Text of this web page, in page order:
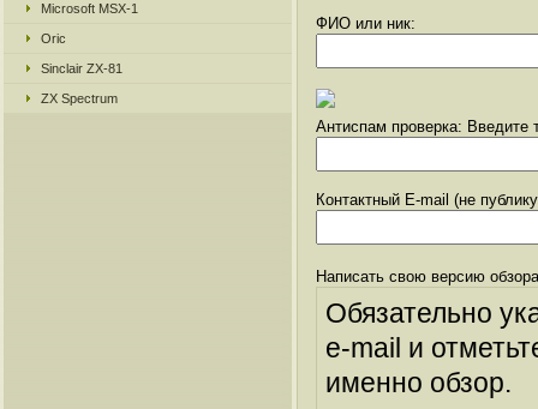
Microsoft MSX-1
Oric
Sinclair ZX-81
ZX Spectrum
ФИО или ник:
Антиспам проверка: Введите
Контактный E-mail (не
Написать свою версию
Обязательно
e-mail и
именно обзор.